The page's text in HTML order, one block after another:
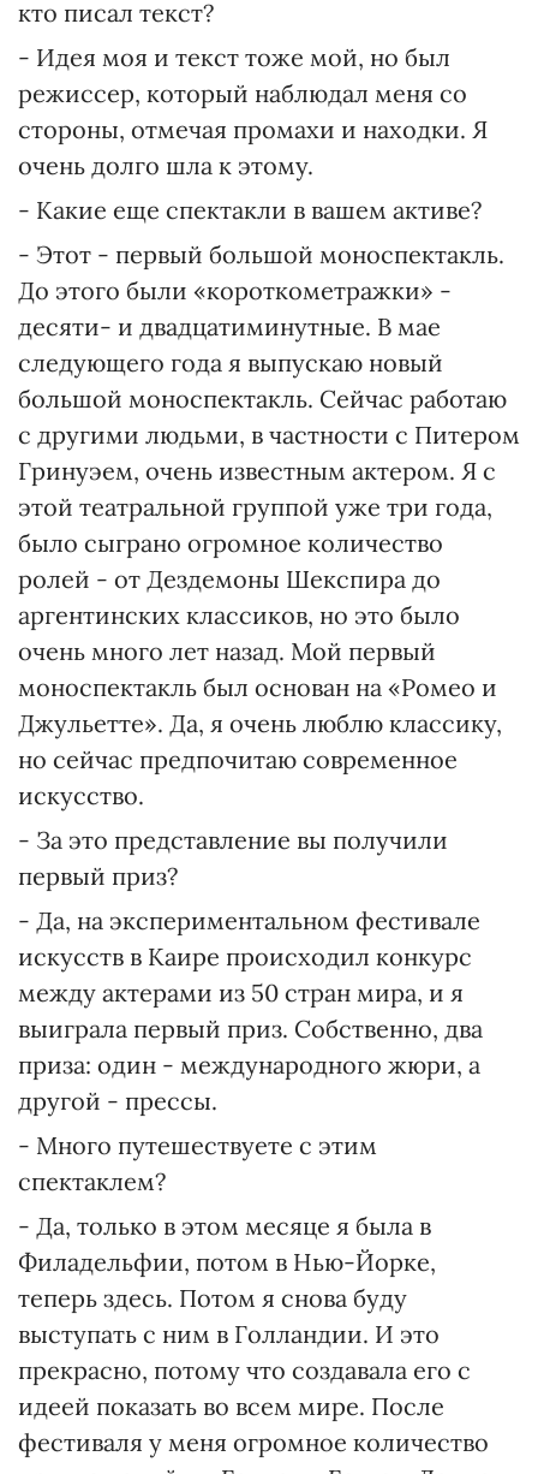
кто писал текст?
- Идея моя и текст тоже мой, но был
режиссер, который наблюдал меня со
стороны, отмечая промахи и находки. Я
очень долго шла к этому.
- Какие еще спектакли в вашем активе?
- Этот - первый большой моноспектакль.
До этого были «короткометражки» -
десяти- и двадцатиминутные. В мае
следующего года я выпускаю новый
большой моноспектакль. Сейчас работаю
с другими людьми, в частности с Питером
Гринуэем, очень известным актером. Я с
этой театральной группой уже три года,
было сыграно огромное количество
ролей - от Дездемоны Шекспира до
аргентинских классиков, но это было
очень много лет назад. Мой первый
моноспектакль был основан на «Ромео и
Джульетте». Да, я очень люблю классику,
но сейчас предпочитаю современное
искусство.
- За это представление вы получили
первый приз?
- Да, на экспериментальном фестивале
искусств в Каире происходил конкурс
между актерами из 50 стран мира, и я
выиграла первый приз. Собственно, два
приза: один - международного жюри, а
другой - прессы.
- Много путешествуете с этим
спектаклем?
- Да, только в этом месяце я была в
Филадельфии, потом в Нью-Йорке,
теперь здесь. Потом я снова буду
выступать с ним в Голландии. И это
прекрасно, потому что создавала его с
идеей показать во всем мире. После
фестиваля у меня огромное количество